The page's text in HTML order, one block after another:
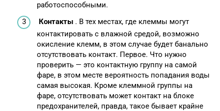
работоспособными.
Контакты . В тех местах, где клеммы могут
контактировать с влажной средой, возможно
окисление клемм, в этом случае будет банально
отсутствовать контакт. Первое. Что нужно
проверить — это контактную группу на самой
фаре, в этом месте вероятность попадания воды
самая высокая. Кроме клеммной группы на
фаре, отсутствовать может контакт на блоке
предохранителей, правда, такое бывает крайне